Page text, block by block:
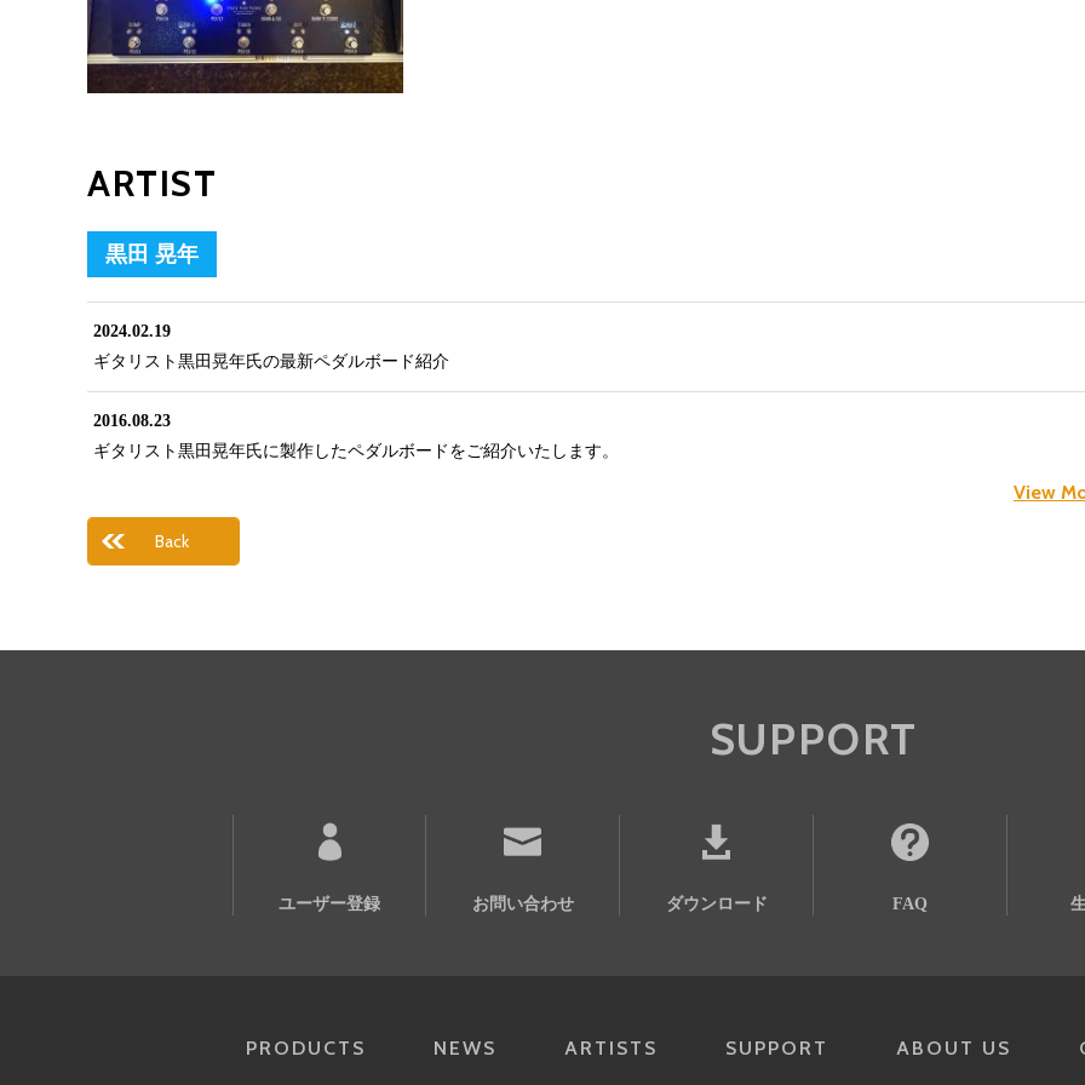
ARTIST
黒田 晃年
2024.02.19
ギタリスト黒田晃年氏の最新ペダルボード紹介
2016.08.23
ギタリスト黒田晃年氏に製作したペダルボードをご紹介いたします。
View
Back
SUPPORT
ユーザー登録 お問い合わせ ダウンロード FAQ
PRODUCTS NEWS ARTISTS SUPPORT ABOUT US